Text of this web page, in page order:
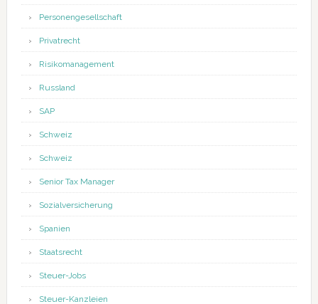
Personengesellschaft
Privatrecht
Risikomanagement
Russland
SAP
Schweiz
Schweiz
Senior Tax Manager
Sozialversicherung
Spanien
Staatsrecht
Steuer-Jobs
Steuer-Kanzleien